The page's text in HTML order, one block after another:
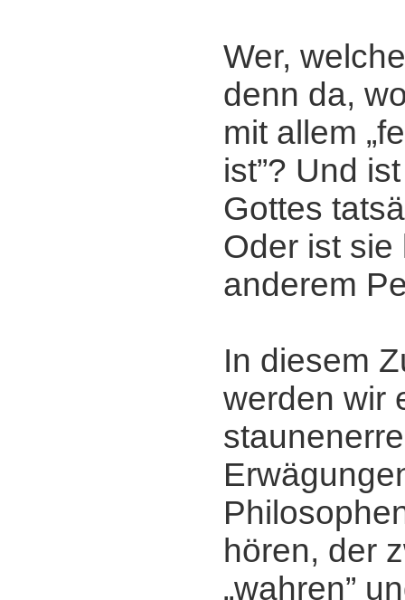
Wer,
denn da,
mit allem
ist”? Und
Gottes
Oder ist sie
anderem
In diesem
werden wir
hören, der
„wahren”